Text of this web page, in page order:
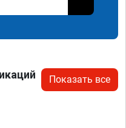
Показать все